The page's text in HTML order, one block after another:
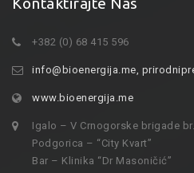
+382 (0) 68 415 596
info@bioenergija.me
www.bioenergija.me
Igalo – V Crnogorske brigade
Podgorica – “City Kvart”
Bar – Klinika “Dr Masoničić”